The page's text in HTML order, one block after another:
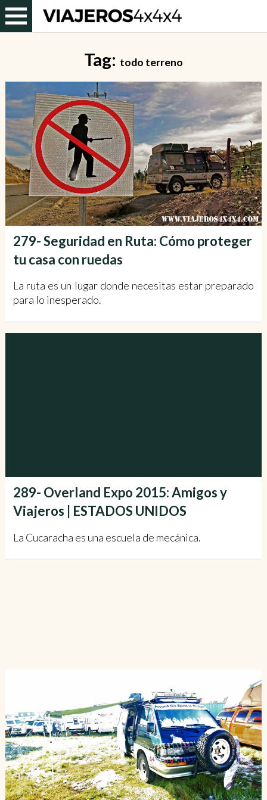
Tag: todo terreno
279- Seguridad en Ruta: Cómo proteger
tu casa con ruedas
La ruta es un lugar donde necesitas estar preparado
para lo inesperado.
289- Overland Expo 2015: Amigos y
Viajeros | ESTADOS UNIDOS
La Cucaracha es una escuela de mecánica.